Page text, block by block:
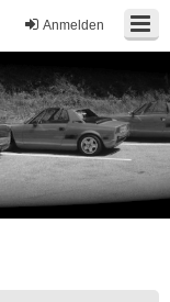
Anmelden